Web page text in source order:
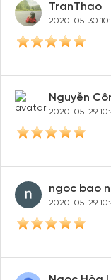
TranThao
2020-05-30
Nguyễn
2020-05-29
ngoc bao
2020-05-29
Tạo tài
Tạo tài khoản để